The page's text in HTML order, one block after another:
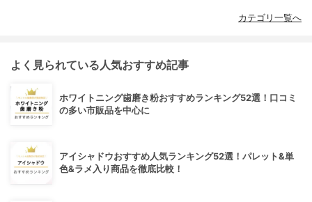
カテゴリ一覧へ
よく見られている人気おすすめ記事
ホワイトニング歯磨き粉おすすめランキング52選！口コミ
の多い市販品を中心に
アイシャドウおすすめ人気ランキング52選！パレット&単
色&ラメ入り商品を徹底比較！